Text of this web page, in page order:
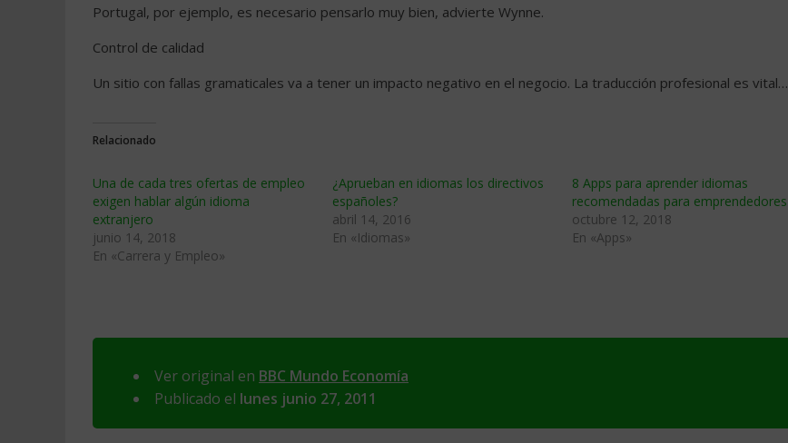
Portugal, por ejemplo, es necesario pensarlo muy bien, advierte Wynne.
Control de calidad
Un sitio con fallas gramaticales va a tener un impacto negativo en el negocio. La traducción profesional es vital…
Relacionado
Una de cada tres ofertas de empleo
exigen hablar algún idioma
extranjero
junio 14, 2018
En «Carrera y Empleo»
¿Aprueban en idiomas los directivos
españoles?
abril 14, 2016
En «Idiomas»
8 Apps para aprender idiomas
recomendadas para emprendedores
octubre 12, 2018
En «Apps»
Ver original en BBC Mundo Economía
Publicado el lunes junio 27, 2011